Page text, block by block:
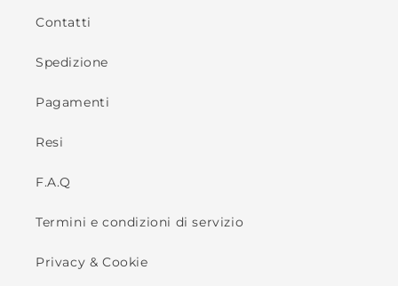
Contatti
Spedizione
Pagamenti
Resi
F.A.Q
Termini e condizioni di servizio
Privacy & Cookie